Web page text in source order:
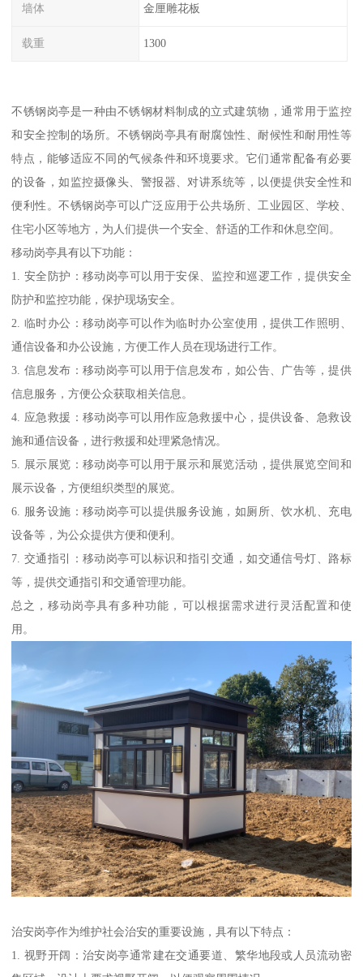
墙体 金厘雕花板
载重 1300
不锈钢岗亭是一种由不锈钢材料制成的立式建筑物，通常用于监控
和安全控制的场所。不锈钢岗亭具有耐腐蚀性、耐候性和耐用性等
特点，能够适应不同的气候条件和环境要求。它们通常配备有必要
的设备，如监控摄像头、警报器、对讲系统等，以便提供安全性和
便利性。不锈钢岗亭可以广泛应用于公共场所、工业园区、学校、
住宅小区等地方，为人们提供一个安全、舒适的工作和休息空间。
移动岗亭具有以下功能：
1. 安全防护：移动岗亭可以用于安保、监控和巡逻工作，提供安全
防护和监控功能，保护现场安全。
2. 临时办公：移动岗亭可以作为临时办公室使用，提供工作照明、
通信设备和办公设施，方便工作人员在现场进行工作。
3. 信息发布：移动岗亭可以用于信息发布，如公告、广告等，提供
信息服务，方便公众获取相关信息。
4. 应急救援：移动岗亭可以用作应急救援中心，提供设备、急救设
施和通信设备，进行救援和处理紧急情况。
5. 展示展览：移动岗亭可以用于展示和展览活动，提供展览空间和
展示设备，方便组织类型的展览。
6. 服务设施：移动岗亭可以提供服务设施，如厕所、饮水机、充电
设备等，为公众提供方便和便利。
7. 交通指引：移动岗亭可以标识和指引交通，如交通信号灯、路标
等，提供交通指引和交通管理功能。
总之，移动岗亭具有多种功能，可以根据需求进行灵活配置和使
用。
治安岗亭作为维护社会治安的重要设施，具有以下特点：
1. 视野开阔：治安岗亭通常建在交通要道、繁华地段或人员流动密